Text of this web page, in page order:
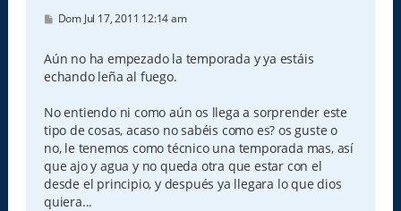
M
s
a
j
Dom Jul 17, 2011 12:14 am
Aún no ha empezado la temporada y ya estáis
echando leña al fuego.
No entiendo ni como aún os llega a sorprender este
tipo de cosas, acaso no sabéis como es? os guste o
no, le tenemos como técnico una temporada mas, así
que ajo y agua y no queda otra que estar con el
desde el principio, y después ya llegara lo que dios
quiera...